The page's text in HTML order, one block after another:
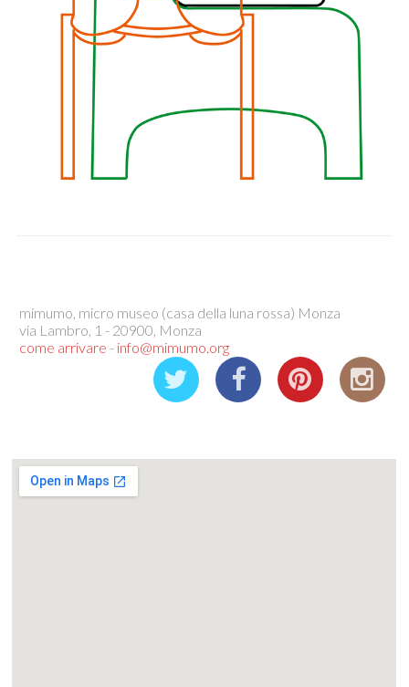
mimumo, micro museo (casa della luna rossa) Monza
via Lambro, 1 - 20900, Monza
come arrivare - info@mimumo.org